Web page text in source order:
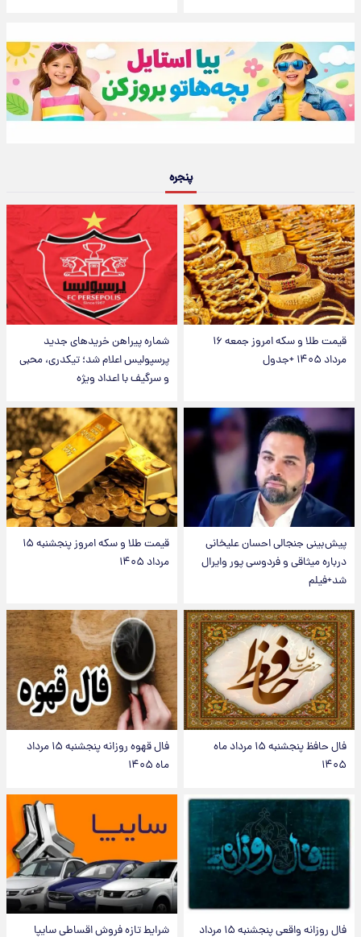
پنجره
قیمت طلا و سکه امروز جمعه ۱۶
مرداد ۱۴۰۵ +جدول
شماره پیراهن خریدهای جدید
پرسپولیس اعلام شد؛ تیکدری، محبی
و سرگیف با اعداد ویژه
پیش‌بینی جنجالی احسان علیخانی
درباره میثاقی و فردوسی پور وایرال
شد+فیلم
قیمت طلا و سکه امروز پنجشنبه ۱۵
مرداد ۱۴۰۵
فال حافظ پنجشنبه ۱۵ مرداد ماه
۱۴۰۵
فال قهوه روزانه پنجشنبه ۱۵ مرداد
ماه ۱۴۰۵
فال روزانه واقعی پنجشنبه ۱۵ مرداد
شرایط تازه فروش اقساطی سایپا